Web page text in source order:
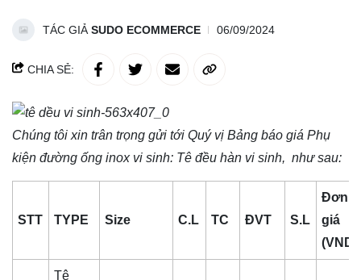
TÁC GIẢ SUDO ECOMMERCE 06/09/2024
CHIA SẺ:
Chúng tôi xin trân trọng gửi tới Quý vị Bảng báo giá Phụ
kiện đường ống inox vi sinh: Tê đều hàn vi sinh, như sau:
STT TYPE Size C.L TC ĐVT S.L
Đơn
giá
(VND)
Tê